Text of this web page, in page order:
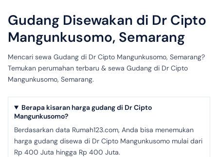
Gudang Disewakan di Dr Cipto
Mangunkusomo, Semarang
Mencari sewa Gudang di Dr Cipto Mangunkusomo, Semarang?
Temukan perumahan terbaru & sewa Gudang di Dr Cipto
Mangunkusomo, Semarang.
Berapa kisaran harga gudang di Dr Cipto
Mangunkusomo?
Berdasarkan data Rumah123.com, Anda bisa menemukan
harga gudang disewa di Dr Cipto Mangunkusomo mulai dari
Rp 400 Juta hingga Rp 400 Juta.